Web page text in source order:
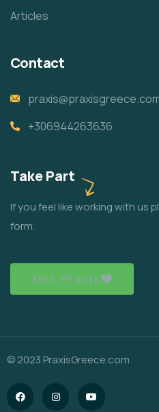
Articles
Contact
+306944263636
Take Part
If you feel like working with us
form.
Join Praxis
© 2023 PraxisGreece.com